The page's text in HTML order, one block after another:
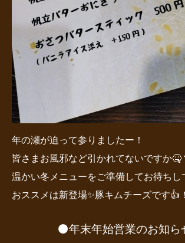
年の瀬が迫って参りましたー！
皆さまお風邪など引かれてないですか🤒
温かい冬メニューをご準備してお待ちし
おススメは新登場✨豚キムチーズです👍！
⚫️年末年始営業のお知ら